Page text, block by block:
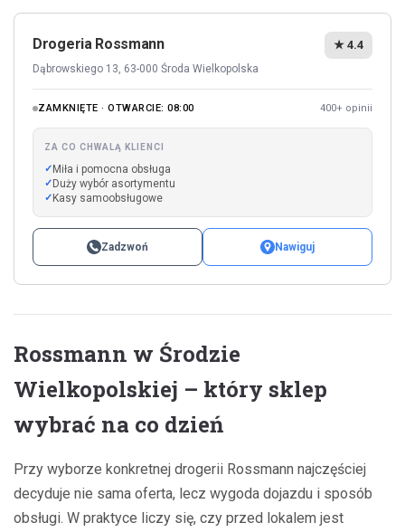
Drogeria Rossmann
Dąbrowskiego 13, 63-000 Środa Wielkopolska
★ 4.4
ZAMKNIĘTE · OTWARCIE: 08:00 400+ opinii
ZA CO CHWALĄ KLIENCI
Miła i pomocna obsługa
Duży wybór asortymentu
Kasy samoobsługowe
Zadzwoń Nawiguj
Rossmann w Środzie
Wielkopolskiej – który sklep
wybrać na co dzień
Przy wyborze konkretnej drogerii Rossmann najczęściej
decyduje nie sama oferta, lecz wygoda dojazdu i sposób
obsługi. W praktyce liczy się, czy przed lokalem jest